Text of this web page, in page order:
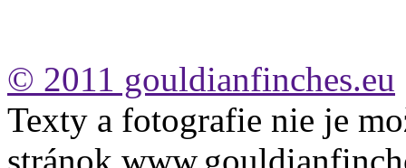
© 2011 gouldianfinches.eu
Texty a fotografie nie je